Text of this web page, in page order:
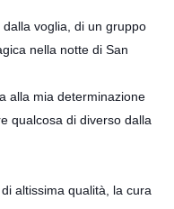
voglia, di un gruppo
nella notte di San
alla mia determinazione
qualcosa di diverso dalla
altissima qualità, la cura